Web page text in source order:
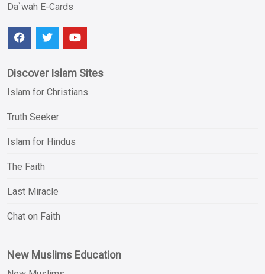
Da`wah E-Cards
Discover Islam Sites
Islam for Christians
Truth Seeker
Islam for Hindus
The Faith
Last Miracle
Chat on Faith
New Muslims Education